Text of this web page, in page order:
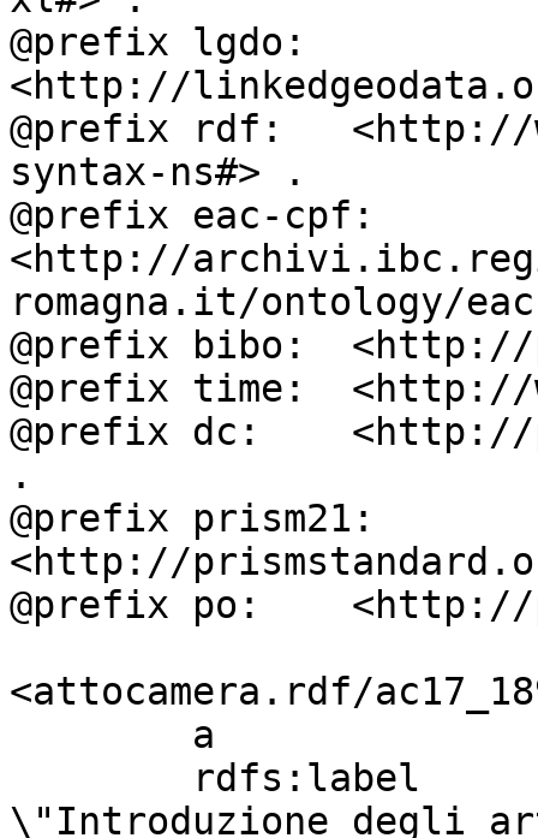
@prefix lgdo:
<http://
@prefix rdf:   <http://
syntax-ns#> .
@prefix eac-cpf:
<http://
romagna.it/ontology/
@prefix bibo:
@prefix time:  <http://
@prefix dc:    <http://
.
@prefix prism21:
<http://
@prefix po:
<attocamera.rdf/
\"Introduzione degli